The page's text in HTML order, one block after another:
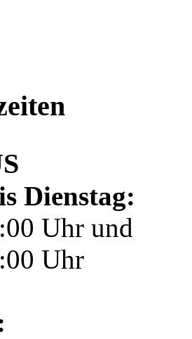
Dienstag:
Uhr und
Uhr